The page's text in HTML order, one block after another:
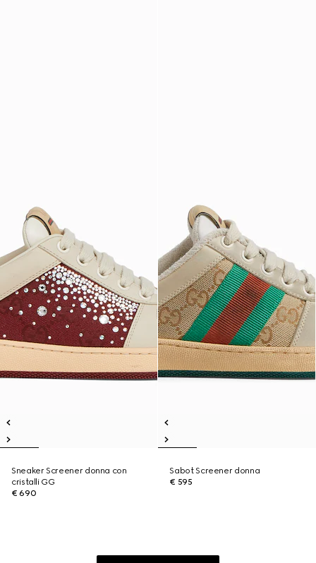
Sneaker Screener donna con
cristalli GG
€ 690
Sabot Screener donna
€ 595